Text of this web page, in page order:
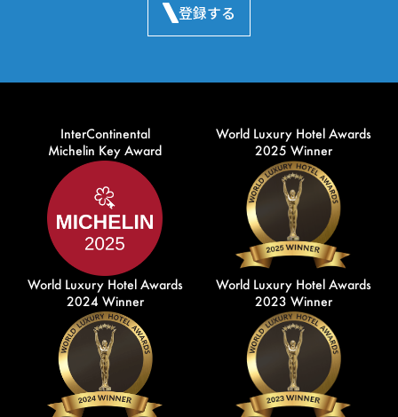
登録する
InterContinental
Michelin Key Award
World Luxury Hotel Awards
2025 Winner
World Luxury Hotel Awards
2024 Winner
World Luxury Hotel Awards
2023 Winner